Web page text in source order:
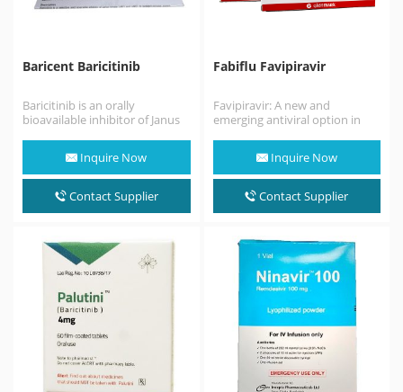
韋在中國被用於2019冠狀病毒病
明該藥可有效治療該疾病。其片
及性，同時也非常有利於減輕醫
療資源負擔，非重症患者可居家
隔離自行服藥。Favipiravir在中
國一上市，即被中國國務院列為
「重要抗疫物資」， 其供應接受
中國政府統一調配。新冠以來，
Favipiravir除滿足國內診療和戰
略儲備需求外，還馳援海外30餘
個國家抗擊新冠，並取得了良好
由浙江海正藥業供應，該企業也
被中國國務院相關部門授予抗擊
疫情「軍工廠」的榮譽稱號。 相
關報導 《Favipiravir for the
COVID-19: a systematic
review…
Baricent Baricitinib
Baricitinib is an orally
bioavailable inhibitor of Janus
Inquire Now
Contact Supplier
Fabiflu Favipiravir
Favipiravir: A new and
emerging antiviral option in
Inquire Now
Contact Supplier